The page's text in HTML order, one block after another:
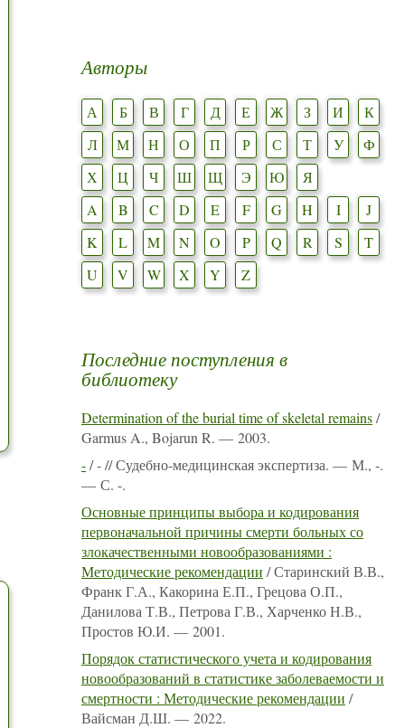
Авторы
А Б В Г Д Е Ж З И
К
Л
М Н О П Р С Т У
Ф
Х
Ц Ч Ш Щ Э Ю
Я
A
B C D E F G H I
J
K
L M N O P Q R S
T
U
V W X Y Z
Последние поступления в
библиотеку
Determination of the burial time of skeletal remains/
Garmus A., Bojarun R. — 2003.
-/ - // Судебно-медицинская экспертиза. — М., -.
— С. -.
Основные принципы выбора и кодирования
первоначальной причины смерти больных со
злокачественными новообразованиями :
Методические рекомендации / Старинский В.В.,
Франк Г.А., Какорина Е.П., Грецова О.П.,
Данилова Т.В., Петрова Г.В., Харченко Н.В.,
Простов Ю.И. — 2001.
Порядок статистического учета и кодирования
новообразований в статистике заболеваемости и
смертности : Методические рекомендации /
Вайсман Д.Ш. — 2022.